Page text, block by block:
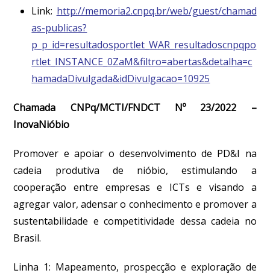
Link: http://memoria2.cnpq.br/web/guest/chamad
as-publicas?
p_p_id=resultadosportlet_WAR_resultadoscnpqpo
rtlet_INSTANCE_0ZaM&filtro=abertas&detalha=c
hamadaDivulgada&idDivulgacao=10925
Chamada CNPq/MCTI/FNDCT Nº 23/2022 –
InovaNióbio
Promover e apoiar o desenvolvimento de PD&I na
cadeia produtiva de nióbio, estimulando a
cooperação entre empresas e ICTs e visando a
agregar valor, adensar o conhecimento e promover a
sustentabilidade e competitividade dessa cadeia no
Brasil.
Linha 1: Mapeamento, prospecção e exploração de